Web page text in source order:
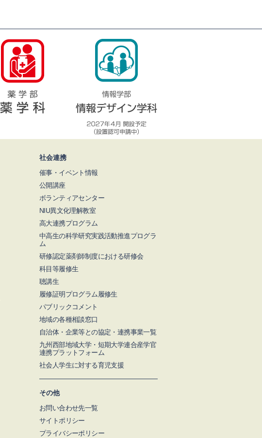
社会連携
催事・イベント情報
公開講座
ボランティアセンター
NIU異文化理解教室
高大連携プログラム
中高生の科学研究実践活動推進プログラ
ム
研修認定薬剤師制度における研修会
科目等履修生
聴講生
履修証明プログラム履修生
パブリックコメント
地域の各種相談窓口
自治体・企業等との協定・連携事業一覧
九州⻄部地域⼤学・短期⼤学連合産学官
連携プラットフォーム
社会人学生に対する育児支援
その他
お問い合わせ先一覧
サイトポリシー
プライバシーポリシー